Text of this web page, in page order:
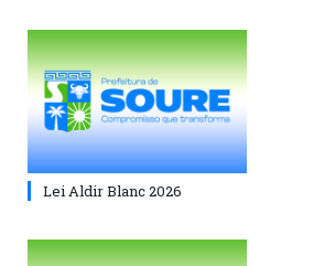
Lei Aldir Blanc 2026